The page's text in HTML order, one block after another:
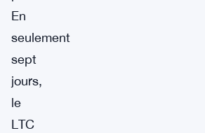
En
seulement
sept
jours,
le
LTC